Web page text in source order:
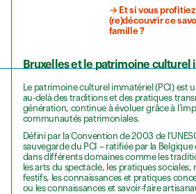
→ Et si vous profitiez
(re)découvrir ce
famille ?
Bruxelles et le patrimoine culturel
Le patrimoine culturel immatériel (PCI) est
au-delà des traditions et des pratiques
génération, continue à évoluer grâce à
communautés patrimoniales.
Défini par la Convention de 2003 de
sauvegarde du PCI – ratifiée par la
dans différents domaines comme les
les arts du spectacle, les pratiques
festifs, les connaissances et pratiques
ou les connaissances et savoir-faire